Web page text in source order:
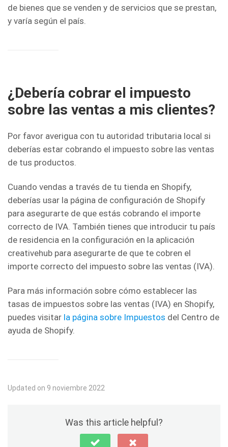
de bienes que se venden y de servicios que se prestan,
y varía según el país.
¿Debería cobrar el impuesto
sobre las ventas a mis clientes?
Por favor averigua con tu autoridad tributaria local si
deberías estar cobrando el impuesto sobre las ventas
de tus productos.
Cuando vendas a través de tu tienda en Shopify,
deberías usar la página de configuración de Shopify
para asegurarte de que estás cobrando el importe
correcto de IVA. También tienes que introducir tu país
de residencia en la configuración en la aplicación
creativehub para asegurarte de que te cobren el
importe correcto del impuesto sobre las ventas (IVA).
Para más información sobre cómo establecer las
tasas de impuestos sobre las ventas (IVA) en Shopify,
puedes visitar la página sobre Impuestos del Centro de
ayuda de Shopify.
Updated on 9 noviembre 2022
Was this article helpful?